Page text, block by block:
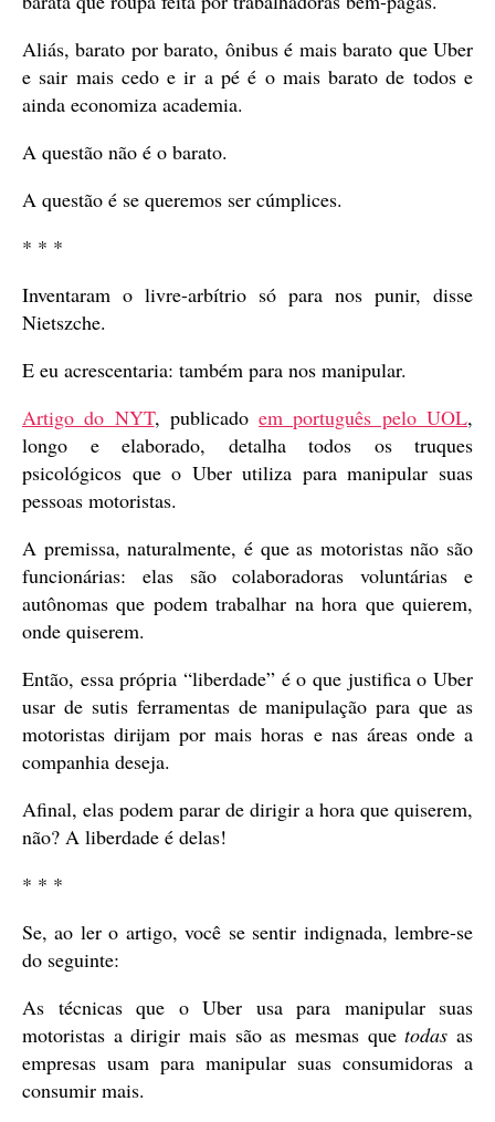
Aliás, barato por barato, ônibus é mais barato que Uber
e sair mais cedo e ir a pé é o mais barato de todos e
ainda economiza academia.
A questão não é o barato.
A questão é se queremos ser cúmplices.
* * *
Inventaram o livre-arbítrio só para nos punir, disse
Nietszche.
E eu acrescentaria: também para nos manipular.
Artigo do NYT, publicadoem português pelo UOL,
longo e elaborado, detalha todos os truques
psicológicos que o Uber utiliza para manipular suas
pessoas motoristas.
A premissa, naturalmente, é que as motoristas não são
funcionárias: elas são colaboradoras voluntárias e
autônomas que podem trabalhar na hora que quierem,
onde quiserem.
Então, essa própria “liberdade” é o que justifica o Uber
usar de sutis ferramentas de manipulação para que as
motoristas dirijam por mais horas e nas áreas onde a
companhia deseja.
Afinal, elas podem parar de dirigir a hora que quiserem,
não? A liberdade é delas!
* * *
Se, ao ler o artigo, você se sentir indignada, lembre-se
do seguinte:
As técnicas que o Uber usa para manipular suas
motoristas a dirigir mais são as mesmas quetodas as
empresas usam para manipular suas consumidoras a
consumir mais.